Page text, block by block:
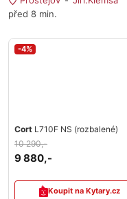
před 8 min.
-4%
Cort L710F NS (rozbalené)
10 290,-
9 880,-
Koupit na Kytary.cz